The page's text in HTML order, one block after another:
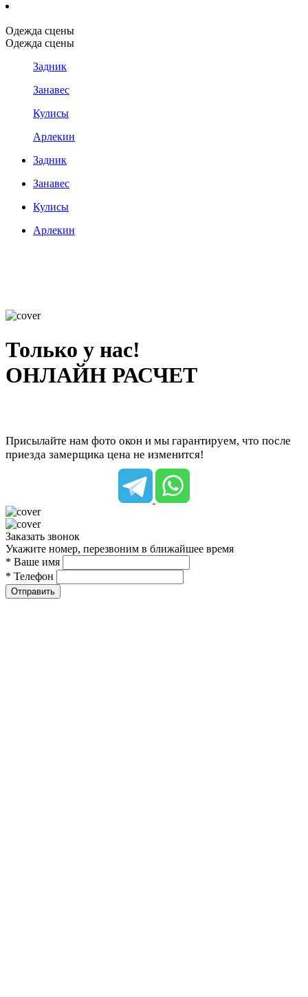
Одежда сцены
Одежда сцены
Задник
Занавес
Кулисы
Арлекин
Задник
Занавес
Кулисы
Арлекин
Только у нас!
ОНЛАЙН РАСЧЕТ
Присылайте нам фото окон и мы гарантируем, что после
приезда замерщика цена не изменится!
Заказать звонок
Укажите номер, перезвоним в ближайшее время
* Ваше имя
* Телефон
Отправить